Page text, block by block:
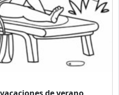
de verano